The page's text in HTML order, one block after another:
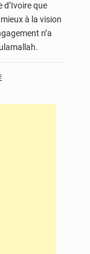
d’Ivoire que
à la vision
n’a